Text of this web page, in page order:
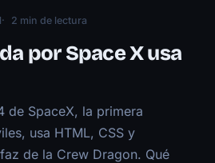
2 min de lectura
por Space X usa
de SpaceX, la primera
usa HTML, CSS y
de la Crew Dragon. Qué